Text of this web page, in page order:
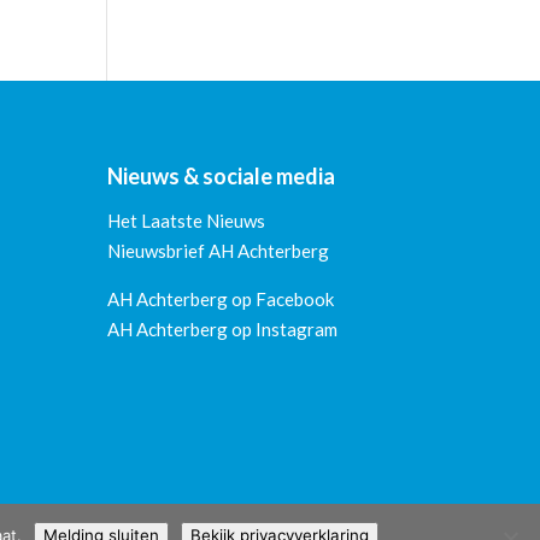
Nieuws & sociale media
Het Laatste Nieuws
Nieuwsbrief AH Achterberg
AH Achterberg op Facebook
AH Achterberg op Instagram
Melding sluiten Bekijk privacyverklaring